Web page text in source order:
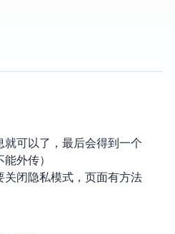
可以了，最后会得到一个
能外传）
隐私模式，github页面有方法